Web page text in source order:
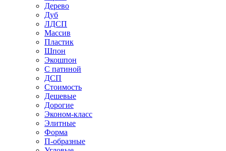
Дерево
Дуб
ЛДСП
Массив
Пластик
Шпон
Экошпон
С патиной
ДСП
Стоимость
Дешевые
Дорогие
Эконом-класс
Элитные
Форма
П-образные